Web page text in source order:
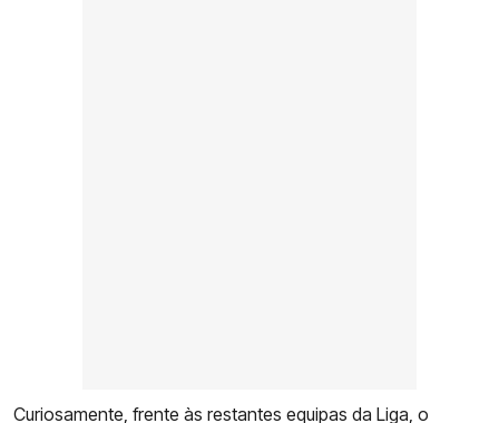
Curiosamente, frente às restantes equipas da Liga, o